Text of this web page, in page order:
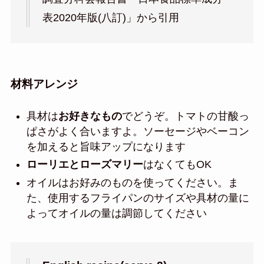
表2020年版(八訂)」から引用
材料アレンジ
具材はお好きなものでどうぞ。トマトの甘酸っ
ぱさがよく合いますよ。ソーセージやベーコン
を加えると旨味アップになります
ローリエとローズマリーはなくてもOK
オイルはお好みのものを使ってください。ま
た、使用するフライパンのサイズや具材の量に
よってオイルの量は調節してください